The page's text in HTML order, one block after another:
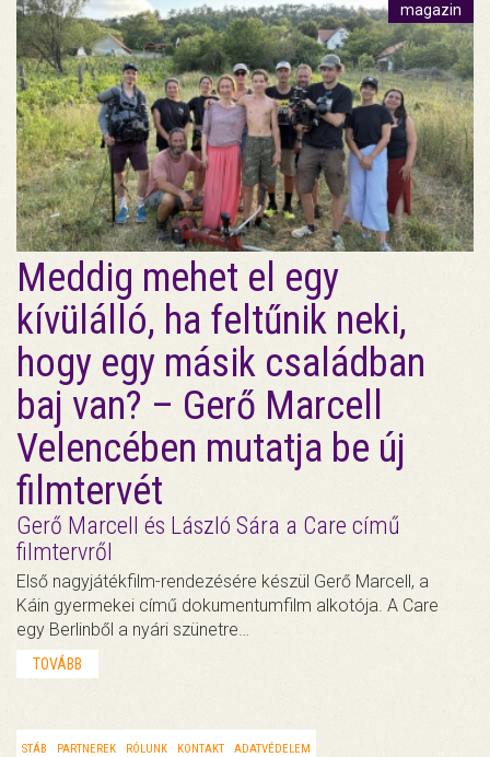
magazin
Meddig mehet el egy
kívülálló, ha feltűnik neki,
hogy egy másik családban
baj van? – Gerő Marcell
Velencében mutatja be új
filmtervét
Gerő Marcell és László Sára a Care című
filmtervről
Első nagyjátékfilm-rendezésére készül Gerő Marcell, a
Káin gyermekei című dokumentumfilm alkotója. A Care
egy Berlinből a nyári szünetre…
TOVÁBB
STÁB PARTNEREK RÓLUNK KONTAKT ADATVÉDELEM